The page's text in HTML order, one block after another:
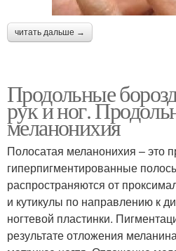
читать дальше →
Продольные
рук и ног.
меланонихия
Полосатая меланонихия – это
гиперпигментированные
распространяются от
и кутикулы по направлению к
ногтевой пластинки.
результате отложения